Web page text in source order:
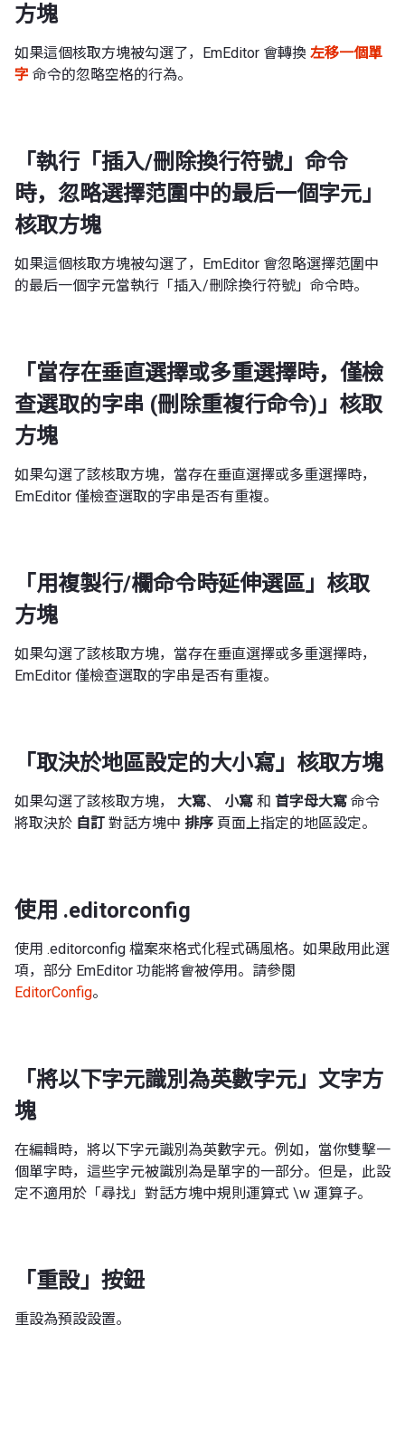
方塊
如果這個核取方塊被勾選了，EmEditor 會轉換 左移一個單
字 命令的忽略空格的行為。
「執行「插入/刪除換行符號」命令
時，忽略選擇范圍中的最后一個字元」
核取方塊
如果這個核取方塊被勾選了，EmEditor 會忽略選擇范圍中
的最后一個字元當執行「插入/刪除換行符號」命令時。
「當存在垂直選擇或多重選擇時，僅檢
查選取的字串 (刪除重複行命令)」核取
方塊
如果勾選了該核取方塊，當存在垂直選擇或多重選擇時，
EmEditor 僅檢查選取的字串是否有重複。
「用複製行/欄命令時延伸選區」核取
方塊
如果勾選了該核取方塊，當存在垂直選擇或多重選擇時，
EmEditor 僅檢查選取的字串是否有重複。
「取決於地區設定的大小寫」核取方塊
如果勾選了該核取方塊， 大寫、 小寫 和 首字母大寫 命令
將取決於 自訂 對話方塊中 排序 頁面上指定的地區設定。
使用 .editorconfig
使用 .editorconfig 檔案來格式化程式碼風格。如果啟用此選
項，部分 EmEditor 功能將會被停用。請參閱
EditorConfig。
「將以下字元識別為英數字元」文字方
塊
在編輯時，將以下字元識別為英數字元。例如，當你雙擊一
個單字時，這些字元被識別為是單字的一部分。但是，此設
定不適用於「尋找」對話方塊中規則運算式 \w 運算子。
「重設」按鈕
重設為預設設置。